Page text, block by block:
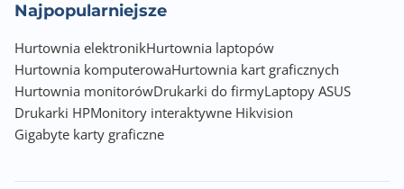
Najpopularniejsze
Hurtownia elektronikHurtownia laptopów
Hurtownia komputerowaHurtownia kart graficznych
Hurtownia monitorówDrukarki do firmyLaptopy ASUS
Drukarki HPMonitory interaktywne Hikvision
Gigabyte karty graficzne